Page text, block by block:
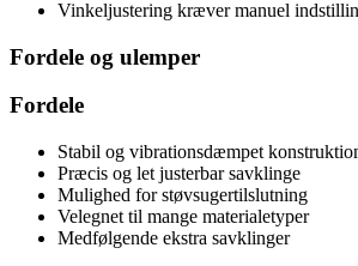
Vinkeljustering kræver manuel
Fordele og ulemper
Fordele
Stabil og vibrationsdæmpet
Præcis og let justerbar savklinge
Mulighed for støvsugertilslutning
Velegnet til mange materialetyper
Medfølgende ekstra savklinger